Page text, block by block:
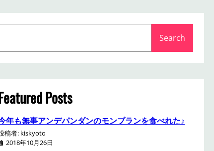
Search
Posts
年も無事アンデパンダンのモンブランを食べれた♪
稿者: kiskyoto
2018年10月26日